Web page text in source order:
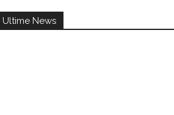
Ultime News